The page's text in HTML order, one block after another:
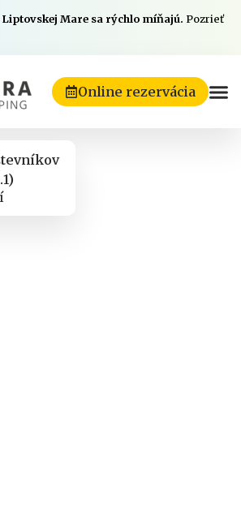
Mare sa rýchlo míňajú. Pozrieť
Online rezervácia